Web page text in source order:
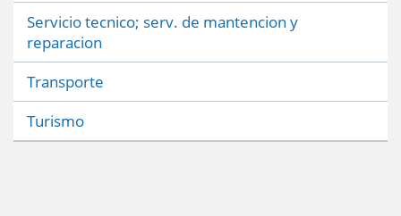
Servicio tecnico; serv. de mantencion y
reparacion
Transporte
Turismo